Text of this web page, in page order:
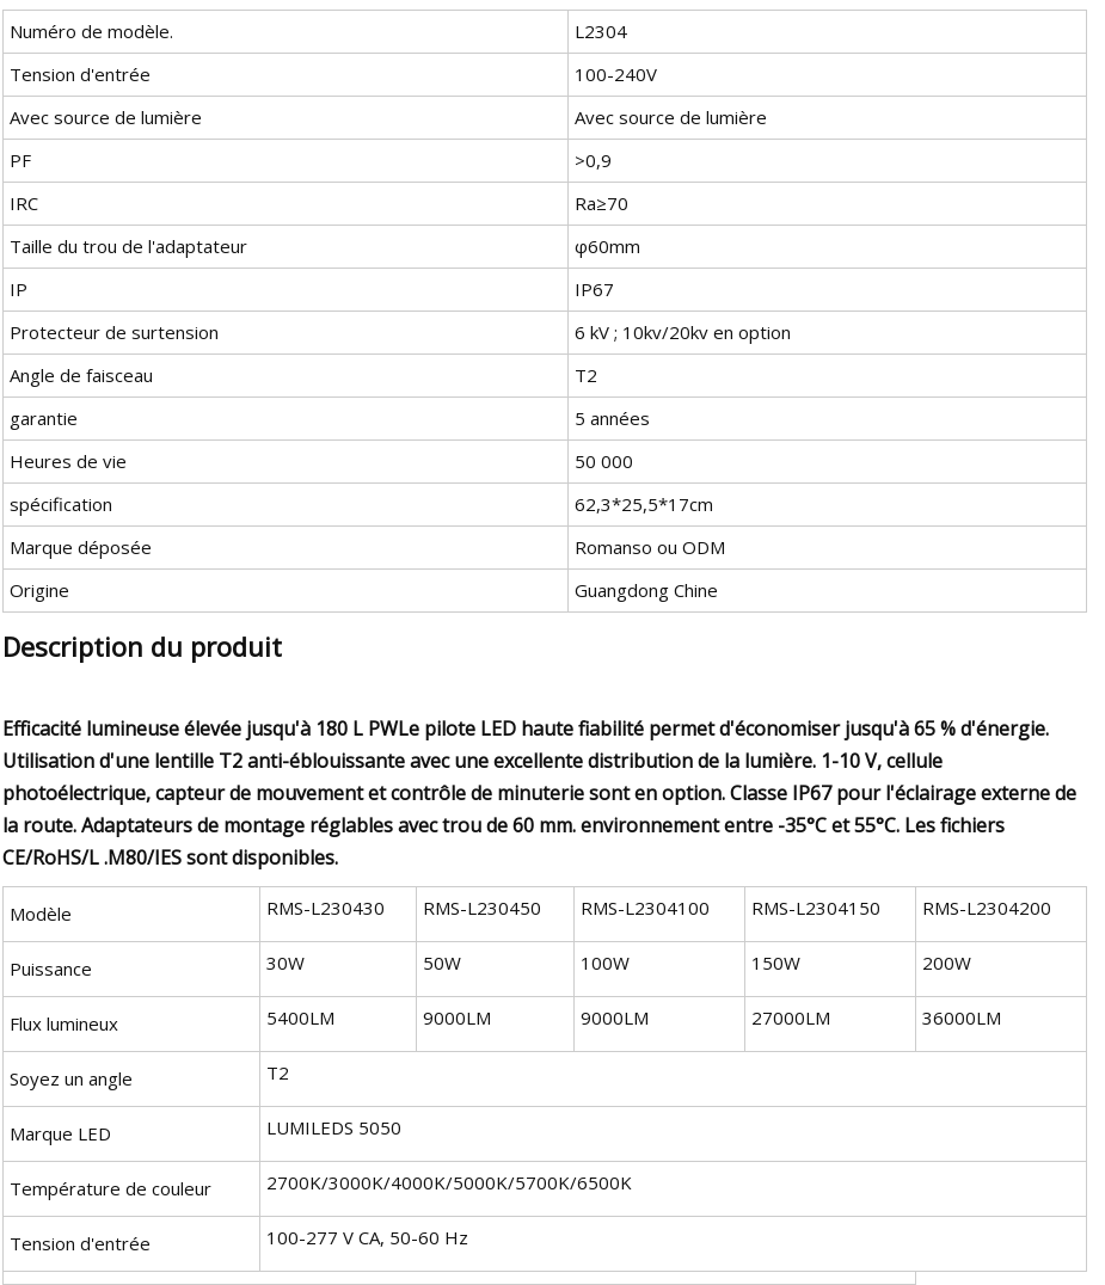
Numéro de modèle.
L2304
Tension d'entrée
100-240V
Avec source de lumière
Avec source de lumière
PF
>0,9
IRC
Ra≥70
Taille du trou de l'adaptateur
φ60mm
IP
IP67
Protecteur de surtension
6 kV ; 10kv/20kv en option
Angle de faisceau
T2
garantie
5 années
Heures de vie
50 000
spécification
62,3*25,5*17cm
Marque déposée
Romanso ou ODM
Origine
Guangdong Chine
Description du produit
Efficacité lumineuse élevée jusqu'à 180 L PWLe pilote LED haute fiabilité permet d'économiser jusqu'à 65 % d'énergie.
Utilisation d'une lentille T2 anti-éblouissante avec une excellente distribution de la lumière. 1-10 V, cellule
photoélectrique, capteur de mouvement et contrôle de minuterie sont en option. Classe IP67 pour l'éclairage externe de
la route. Adaptateurs de montage réglables avec trou de 60 mm. environnement entre -35°C et 55°C. Les fichiers
CE/RoHS/L .M80/IES sont disponibles.
Modèle RMS-L230430 RMS-L230450 RMS-L2304100 RMS-L2304150 RMS-L2304200
Puissance 30W 50W 100W 150W 200W
Flux lumineux 5400LM 9000LM 9000LM 27000LM 36000LM
Soyez un angle T2
Marque LED LUMILEDS 5050
Température de couleur 2700K/3000K/4000K/5000K/5700K/6500K
Tension d'entrée 100-277 V CA, 50-60 Hz